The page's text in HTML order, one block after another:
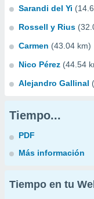
Sarandi del Yi
Rossell y Rius
Carmen (43.04 km)
Nico Pérez (44.54
Alejandro Gallinal
Tiempo...
PDF
Más información
Tiempo en tu